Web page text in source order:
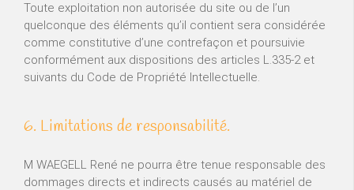
Toute exploitation non autorisée du site ou de l’un
quelconque des éléments qu’il contient sera considérée
comme constitutive d’une contrefaçon et poursuivie
conformément aux dispositions des articles L.335-2 et
suivants du Code de Propriété Intellectuelle.
6. Limitations de responsabilité.
M WAEGELL René ne pourra être tenue responsable des
dommages directs et indirects causés au matériel de